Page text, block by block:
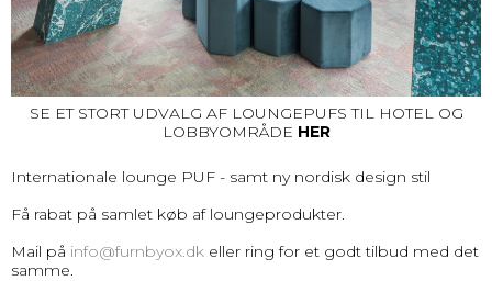
SE ET STORT UDVALG AF LOUNGEPUFS TIL HOTEL OG
LOBBYOMRÅDE HER
Internationale lounge PUF - samt ny nordisk design stil
Få rabat på samlet køb af loungeprodukter.
Mail på info@furnbyox.dk eller ring for et godt tilbud med det
samme.